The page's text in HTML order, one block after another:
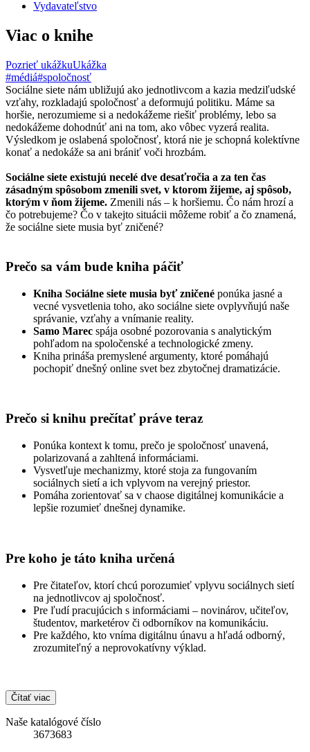
Vydavateľstvo
Viac o knihe
Pozrieť ukážkuUkážka
#médiá#spoločnosť
Sociálne siete nám ubližujú ako jednotlivcom a kazia medziľudské
vzťahy, rozkladajú spoločnosť a deformujú politiku. Máme sa
horšie, nerozumieme si a nedokážeme riešiť problémy, lebo sa
nedokážeme dohodnúť ani na tom, ako vôbec vyzerá realita.
Výsledkom je oslabená spoločnosť, ktorá nie je schopná kolektívne
konať a nedokáže sa ani brániť voči hrozbám.
Sociálne siete existujú necelé dve desaťročia a za ten čas
zásadným spôsobom zmenili svet, v ktorom žijeme, aj spôsob,
ktorým v ňom žijeme. Zmenili nás – k horšiemu. Čo nám hrozí a
čo potrebujeme? Čo v takejto situácii môžeme robiť a čo znamená,
že sociálne siete musia byť zničené?
Prečo sa vám bude kniha páčiť
Kniha Sociálne siete musia byť zničené ponúka jasné a
vecné vysvetlenia toho, ako sociálne siete ovplyvňujú naše
správanie, vzťahy a vnímanie reality.
Samo Marec spája osobné pozorovania s analytickým
pohľadom na spoločenské a technologické zmeny.
Kniha prináša premyslené argumenty, ktoré pomáhajú
pochopiť dnešný online svet bez zbytočnej dramatizácie.
Prečo si knihu prečítať práve teraz
Ponúka kontext k tomu, prečo je spoločnosť unavená,
polarizovaná a zahltená informáciami.
Vysvetľuje mechanizmy, ktoré stoja za fungovaním
sociálnych sietí a ich vplyvom na verejný priestor.
Pomáha zorientovať sa v chaose digitálnej komunikácie a
lepšie rozumieť dnešnej dynamike.
Pre koho je táto kniha určená
Pre čitateľov, ktorí chcú porozumieť vplyvu sociálnych sietí
na jednotlivcov aj spoločnosť.
Pre ľudí pracujúcich s informáciami – novinárov, učiteľov,
študentov, marketérov či odborníkov na komunikáciu.
Pre každého, kto vníma digitálnu únavu a hľadá odborný,
zrozumiteľný a neprovokatívny výklad.
Čítať viac
Naše katalógové číslo
3673683